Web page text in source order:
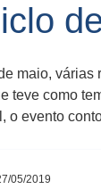
maio,
teve como
o evento
05/2019